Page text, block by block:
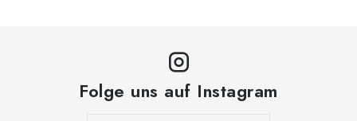
Folge uns auf Instagram